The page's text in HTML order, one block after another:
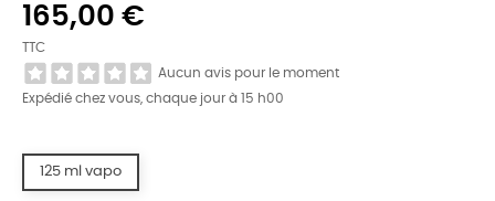
165,00 €
TTC
Aucun avis pour le moment
Expédié chez vous, chaque jour à 15 h00
125 ml vapo